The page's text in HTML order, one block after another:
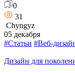
0
31
Chyngyz
05 декабря
#Статьи #Веб-
Дизайн для